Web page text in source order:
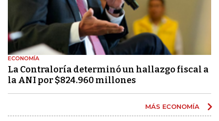
ECONOMÍA
La Contraloría determinó un hallazgo fiscal a
la ANI por $824.960 millones
MÁS ECONOMÍA